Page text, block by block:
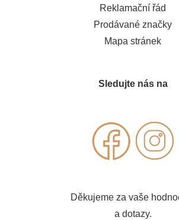
Reklamační řád
Prodávané značky
Mapa stránek
Sledujte nás na
Děkujeme za vaše
a dotazy.